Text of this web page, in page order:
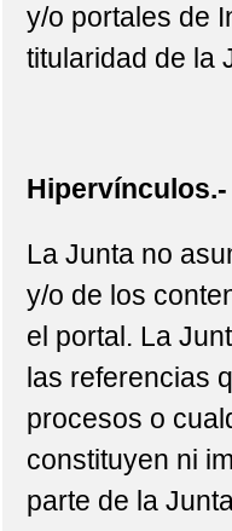
y/o portales de
titularidad de la
Hipervínculos.-
La Junta no
y/o de los
el portal. La
las referencias
procesos o
constituyen ni
parte de la